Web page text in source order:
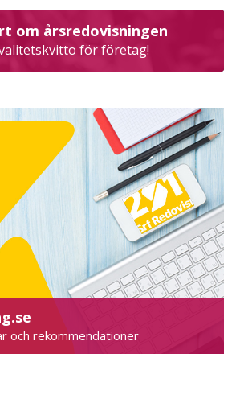
om årsredovisningen
för företag!
och rekommendationer